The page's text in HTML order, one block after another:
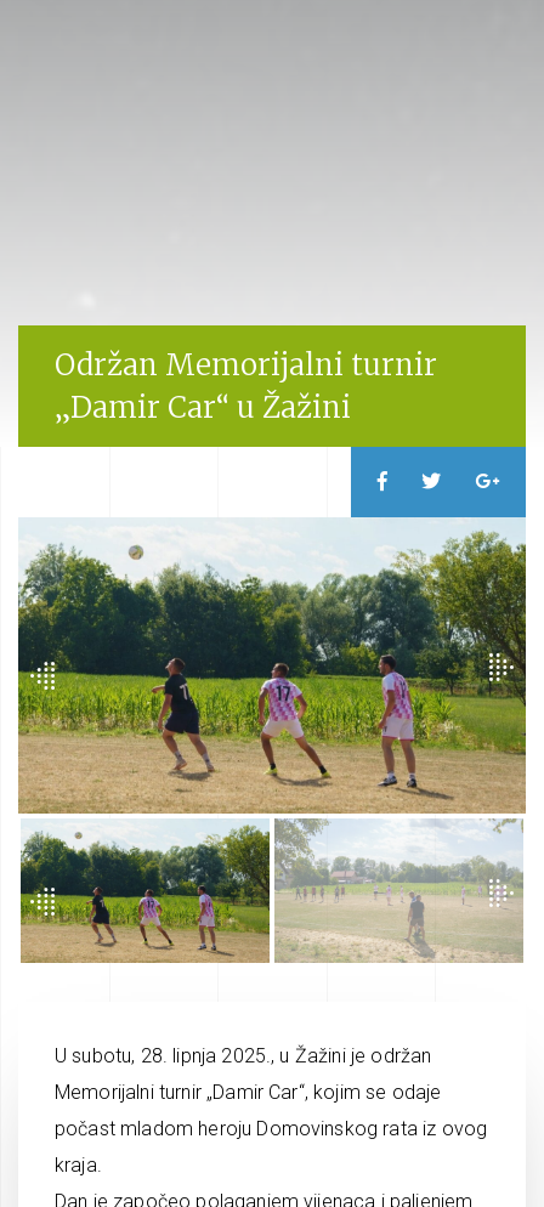
Održan Memorijalni turnir
„Damir Car“ u Žažini
U subotu, 28. lipnja 2025., u Žažini je održan
Memorijalni turnir „Damir Car“, kojim se odaje
počast mladom heroju Domovinskog rata iz ovog
kraja.
Dan je započeo polaganjem vijenaca i paljenjem